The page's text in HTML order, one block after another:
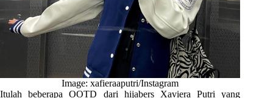
Image: xafieraaputri/Instagram
Itulah beberapa OOTD dari hijabers Xaviera Putri yang